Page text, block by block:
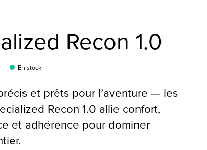
Recon 1.0
En stock
et prêts pour l’aventure — les
Recon 1.0 allie confort,
et adhérence pour dominer